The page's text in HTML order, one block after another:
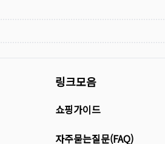
링크모음
쇼핑가이드
자주묻는질문(FAQ)